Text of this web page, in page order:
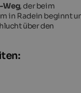
Weg, der beim
in Radein beginnt
über den